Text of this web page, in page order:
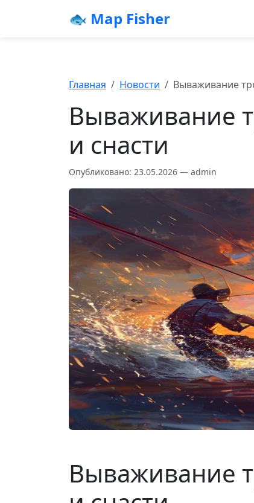
🐟 Map Fisher
Главная Новости Вываживание
Вываживание
и снасти
Опубликовано: 23.05.2026 — admin
Вываживание